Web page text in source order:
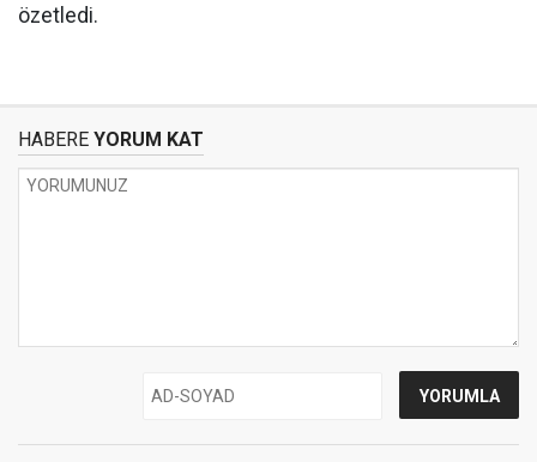
özetledi.
HABERE YORUM KAT